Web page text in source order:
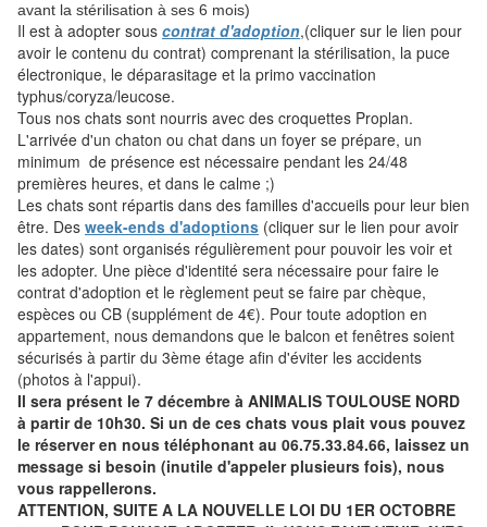
avant la stérilisation à ses 6 mois)
Il est à adopter sous contrat d'adoption,(cliquer sur le lien pour
avoir le contenu du contrat) comprenant la stérilisation, la puce
électronique, le déparasitage et la primo vaccination
typhus/coryza/leucose.
Tous nos chats sont nourris avec des croquettes Proplan.
L'arrivée d'un chaton ou chat dans un foyer se prépare, un
minimum de présence est nécessaire pendant les 24/48
premières heures, et dans le calme ;)
Les chats sont répartis dans des familles d'accueils pour leur bien
être. Des week-ends d'adoptions (cliquer sur le lien pour avoir
les dates) sont organisés régulièrement pour pouvoir les voir et
les adopter. Une pièce d'identité sera nécessaire pour faire le
contrat d'adoption et le règlement peut se faire par chèque,
espèces ou CB (supplément de 4€). Pour toute adoption en
appartement, nous demandons que le balcon et fenêtres soient
sécurisés à partir du 3ème étage afin d'éviter les accidents
(photos à l'appui).
Il sera présent le 7 décembre à ANIMALIS TOULOUSE NORD
à partir de 10h30. Si un de ces chats vous plait vous pouvez
le réserver en nous téléphonant au 06.75.33.84.66, laissez un
message si besoin (inutile d'appeler plusieurs fois), nous
vous rappellerons.
ATTENTION, SUITE A LA NOUVELLE LOI DU 1ER OCTOBRE